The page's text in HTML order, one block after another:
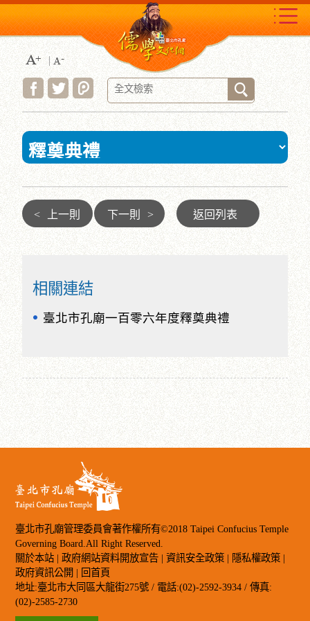
到
主
要
內
容
區
塊
:::
< 上一則 下一則 > 返回列表
相關連結
臺北市孔廟一百零六年度釋奠典禮
臺北市孔廟管理委員會著作權所有©2018 Taipei Confucius Temple
Governing Board.All Right Reserved.
關於本站 | 政府網站資料開放宣告 |資訊安全政策 | 隱私權政策 |
政府資訊公開 | 回首頁
地址:臺北市大同區大龍街275號 / 電話:(02)-2592-3934 / 傳真:
(02)-2585-2730